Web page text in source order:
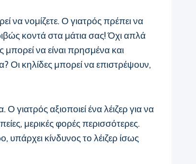
νομίζετε. Ο γιατρός πρέπει να
κοντά στα μάτια σας! Όχι απλά
να είναι πρησμένα και
Οι κηλίδες μπορεί να επιστρέψουν,
γιατρός αξιοποιεί ένα λέιζερ για να
μερικές φορές περισσότερες.
υπάρχει κίνδυνος το λέιζερ ίσως